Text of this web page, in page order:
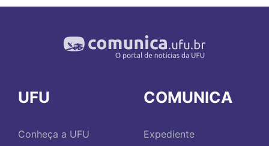
UFU
Conheça a UFU
COMUNICA
Expediente